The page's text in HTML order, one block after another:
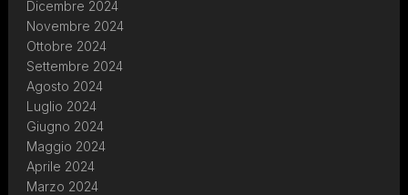
Dicembre 2024
Novembre 2024
Ottobre 2024
Settembre 2024
Agosto 2024
Luglio 2024
Giugno 2024
Maggio 2024
Aprile 2024
Marzo 2024